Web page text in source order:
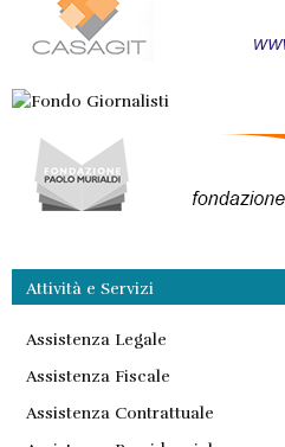
Attività e Servizi
Assistenza Legale
Assistenza Fiscale
Assistenza Contrattuale